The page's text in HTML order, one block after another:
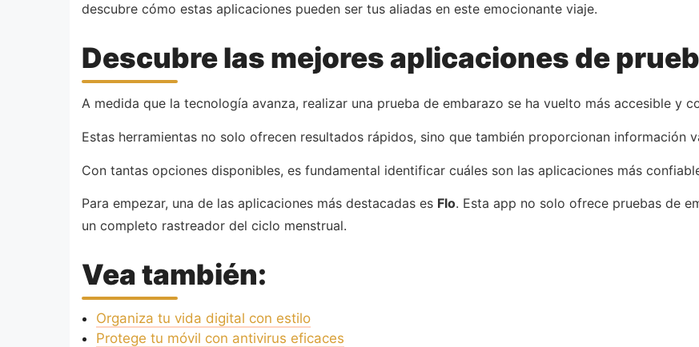
descubre cómo estas aplicaciones pueden ser tus aliadas en este emocionante viaje.
Descubre las mejores aplicaciones de
A medida que la tecnología avanza, realizar una prueba de embarazo se ha vuelto más accesible y
Estas herramientas no solo ofrecen resultados rápidos, sino que también proporcionan información
Con tantas opciones disponibles, es fundamental identificar cuáles son las aplicaciones más
Para empezar, una de las aplicaciones más destacadas es Flo. Esta app no solo ofrece pruebas de
un completo rastreador del ciclo menstrual.
Vea también:
Organiza tu vida digital con estilo
Protege tu móvil con antivirus eficaces